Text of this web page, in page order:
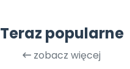
Teraz popularne
zobacz więcej